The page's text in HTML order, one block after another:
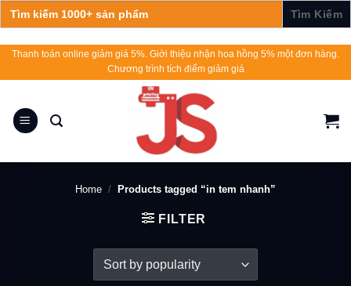
Search
for:
Skip
Thanh toán online giảm giá 5%. Giới thiệu nhận hoa hồng 5% một đơn hàng.
Chương trình tích điểm giảm giá
Home / Products tagged “in tem nhanh”
FILTER